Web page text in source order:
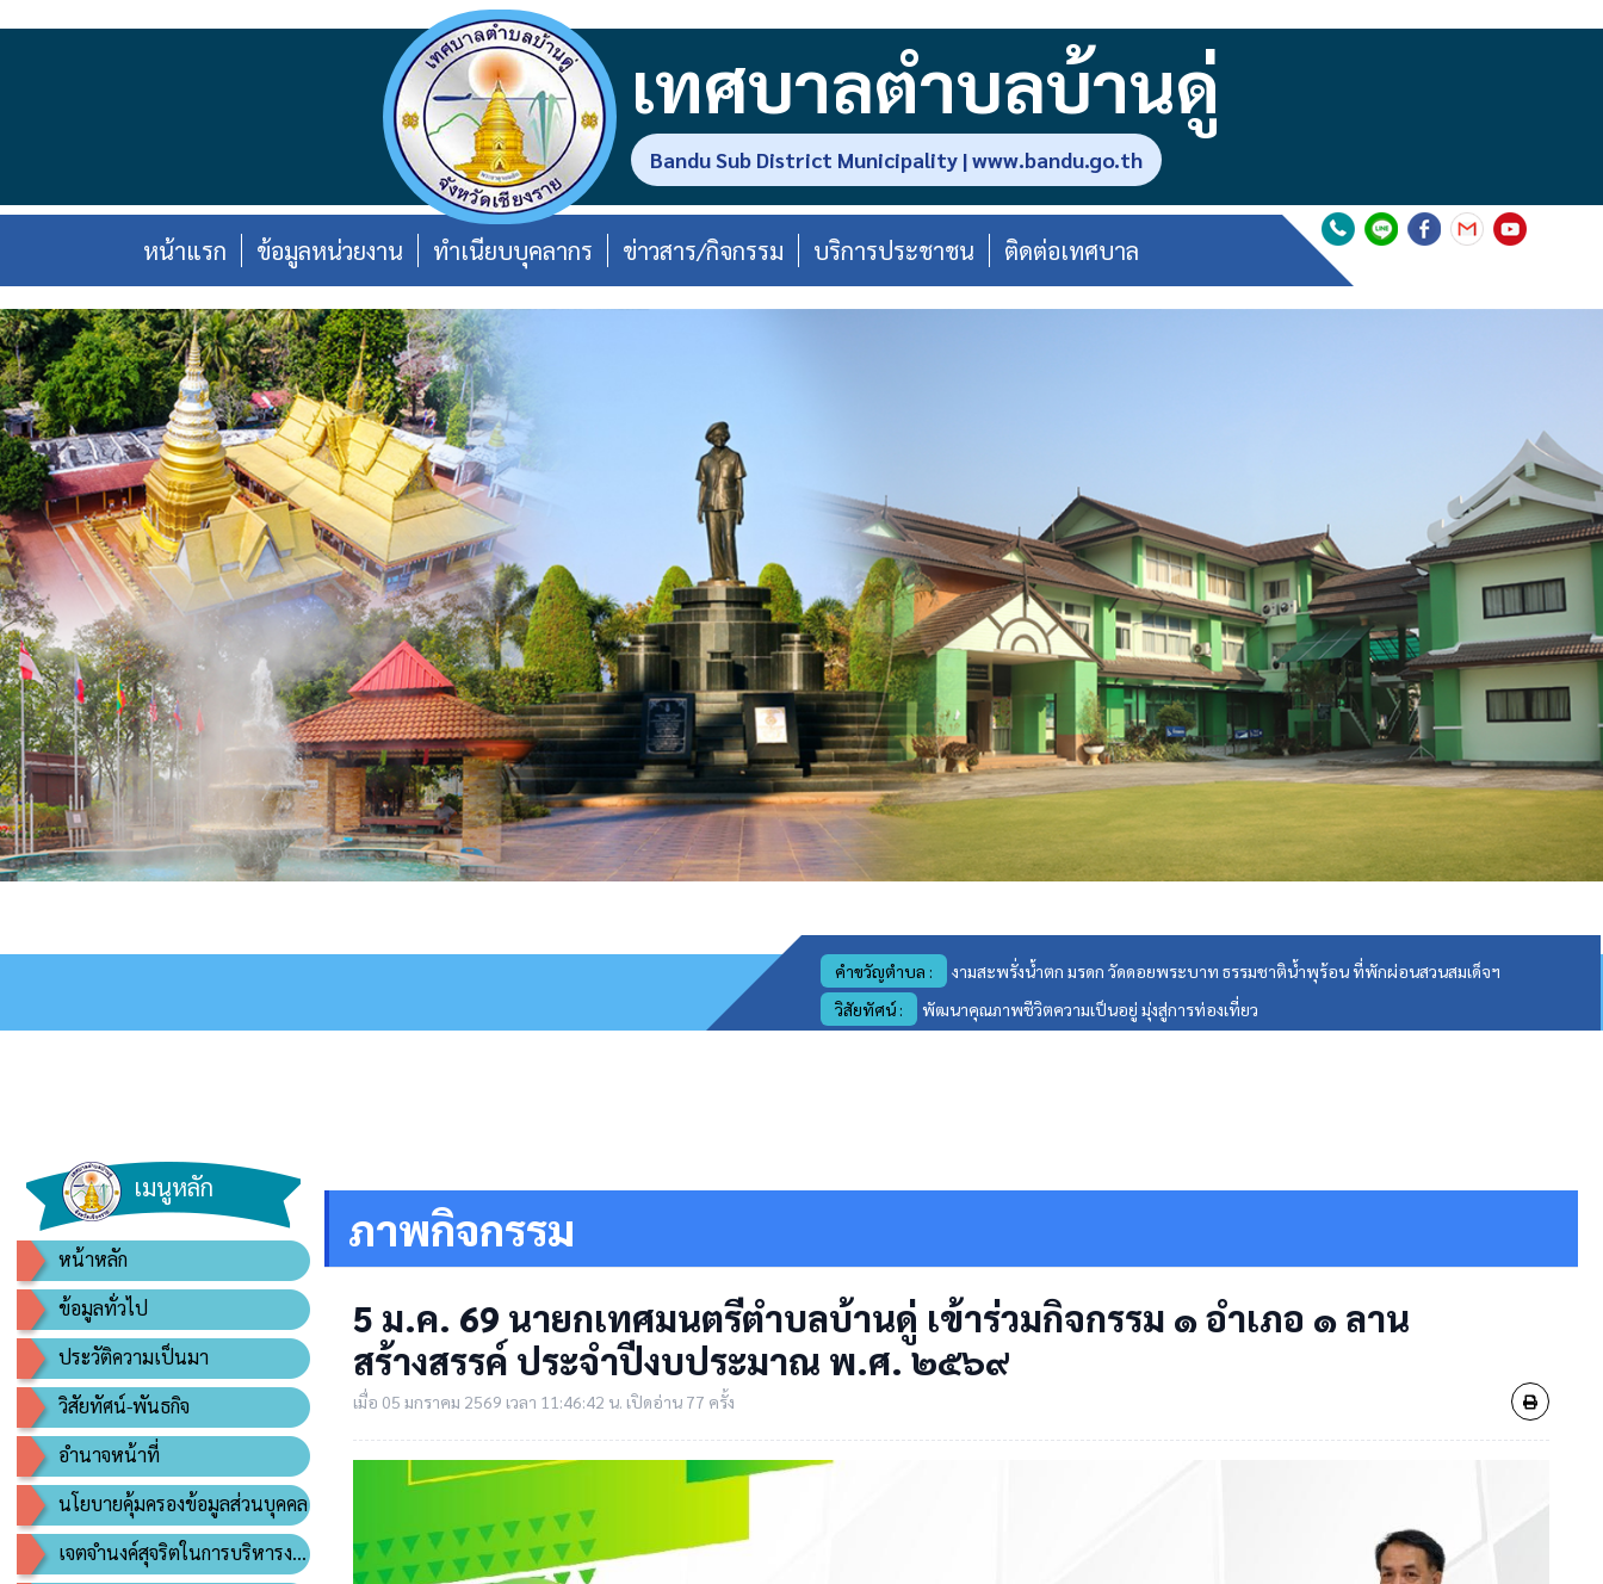
เทศบาลตำบลบ้านดู่
Bandu Sub District Municipality | www.bandu.go.th
หน้าแรก ข้อมูลหน่วยงาน ทำเนียบบุคลากร ข่าวสาร/กิจกรรม บริการประชาชน ติดต่อเทศบาล
คำขวัญตำบล :
งามสะพรั่งน้ำตก มรดก วัดดอยพระบาท ธรรมชาติน้ำพุร้อน ที่พักผ่อนสวนสมเด็จฯ
วิสัยทัศน์ :
พัฒนาคุณภาพชีวิตความเป็นอยู่ มุ่งสู่การท่องเที่ยว
เมนูหลัก
หน้าหลัก
ข้อมูลทั่วไป
ประวัติความเป็นมา
วิสัยทัศน์-พันธกิจ
อำนาจหน้าที่
นโยบายคุ้มครองข้อมูลส่วนบุคคล
เจตจำนงค์สุจริตในการบริหารงาน
ภาพกิจกรรม
5 ม.ค. 69 นายกเทศมนตรีตำบลบ้านดู่ เข้าร่วมกิจกรรม ๑ อำเภอ ๑ ลาน
สร้างสรรค์ ประจำปีงบประมาณ พ.ศ. ๒๕๖๙
เมื่อ 05 มกราคม 2569 เวลา 11:46:42 น. เปิดอ่าน 77 ครั้ง